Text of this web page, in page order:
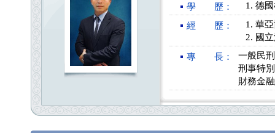
學 歷： 德
經 歷：
華
國
專 長：
一般民
刑事特
財務金